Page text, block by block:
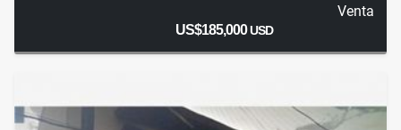
Venta
US$185,000USD